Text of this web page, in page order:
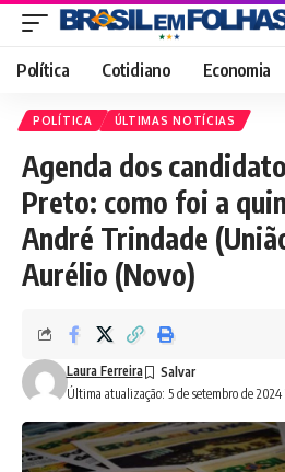
Política Cotidiano Economia
POLÍTICA ÚLTIMAS NOTÍCIAS
Agenda dos
Preto: como foi a
André Trindade
Aurélio (Novo)
Última atualização: 5 de setembro de 2024
Laura Ferreira